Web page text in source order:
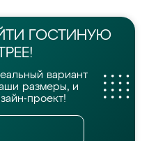
ГОСТИНУЮ
вариант
размеры, и
проект!